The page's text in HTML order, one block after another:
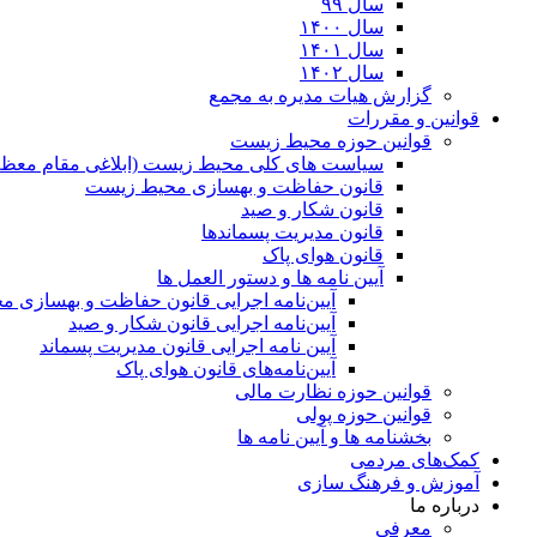
سال ۹۹
سال ۱۴۰۰
سال ۱۴۰۱
سال ۱۴۰۲
گزارش هیات مدیره به مجمع
قوانین و مقررات
قوانین حوزه محیط زیست
ﺳﯿﺎﺳﺖ ﻫﺎی ﮐﻠﯽ ﻣﺤﯿﻂ زﯾﺴﺖ (ابلاغی مقام
قانون حفاظت و بهسازی محیط زیست
قانون شکار و صید
قانون مدیریت پسماندها
قانون هوای پاک
آیین نامه ها و دستور العمل ها
آیین‌نامه اجرایی قانون حفاظت و
آیین‌نامه اجرایی قانون شکار و صید
آیین نامه اجرایی قانون مدیریت پسماند
آیین‌نامه‌های قانون هوای پاک
قوانین حوزه نظارت مالی
قوانین حوزه پولی
بخشنامه ها و آیین نامه ها
کمک‌های مردمی
آموزش و فرهنگ سازی
درباره ما
معرفی